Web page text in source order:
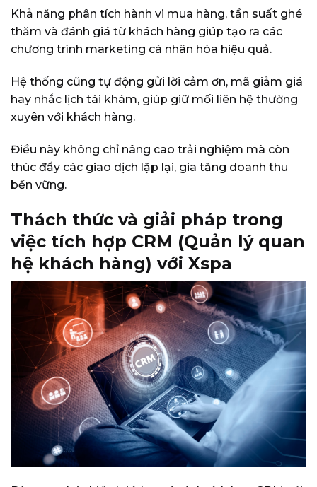
Khả năng phân tích hành vi mua hàng, tần suất ghé
thăm và đánh giá từ khách hàng giúp tạo ra các
chương trình marketing cá nhân hóa hiệu quả.
Hệ thống cũng tự động gửi lời cảm ơn, mã giảm giá
hay nhắc lịch tái khám, giúp giữ mối liên hệ thường
xuyên với khách hàng.
Điều này không chỉ nâng cao trải nghiệm mà còn
thúc đẩy các giao dịch lặp lại, gia tăng doanh thu
bền vững.
Thách thức và giải pháp trong
việc tích hợp CRM (Quản lý quan
hệ khách hàng) với Xspa